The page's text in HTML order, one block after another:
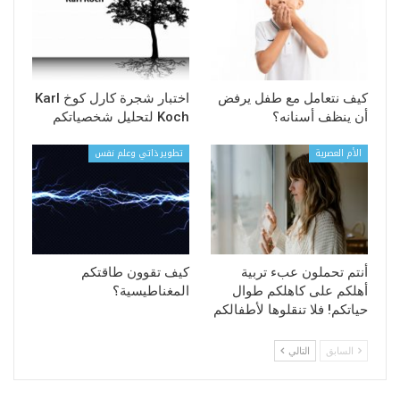
كيف نتعامل مع طفل يرفض
أن ينظف أسنانه؟
اختبار شجرة كارل كوخ Karl
Koch لتحليل شخصياتكم
الأم العصرية
أنتم تحملون عبء تربية
أهلكم على كاهلكم طوال
حياتكم! فلا تنقلوها لأطفالكم
تطوير ذاتي وعلم نفس
كيف تقوون طاقتكم
المغناطيسية؟
السابق التالي